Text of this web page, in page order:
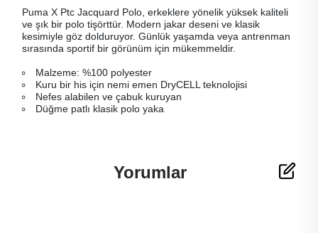
Puma X Ptc Jacquard Polo, erkeklere yönelik yüksek kaliteli
ve şık bir polo tişörttür. Modern jakar deseni ve klasik
kesimiyle göz dolduruyor. Günlük yaşamda veya antrenman
sırasında sportif bir görünüm için mükemmeldir.
Malzeme: %100 polyester
Kuru bir his için nemi emen DryCELL teknolojisi
Nefes alabilen ve çabuk kuruyan
Düğme patlı klasik polo yaka
Yorumlar